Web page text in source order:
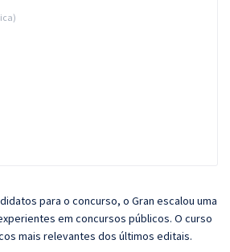
para o concurso, o Gran escalou uma
em concursos públicos. O curso
mais relevantes dos últimos editais.